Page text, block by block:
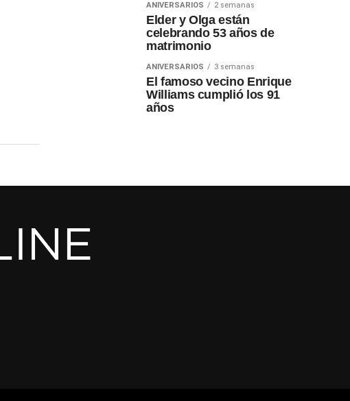
ANIVERSARIOS 2 semanas
Elder y Olga están
celebrando 53 años de
matrimonio
ANIVERSARIOS 3 semanas
El famoso vecino Enrique
Williams cumplió los 91
años